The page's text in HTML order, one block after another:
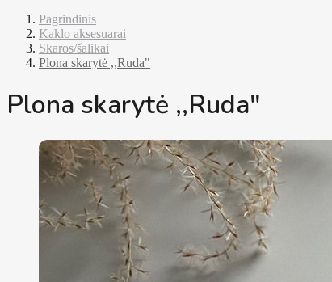
Pagrindinis
Kaklo aksesuarai
Skaros/šalikai
Plona skarytė ,,Ruda"
Plona skarytė ,,Ruda"